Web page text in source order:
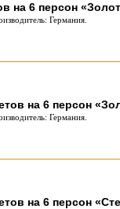
на 6 персон
Германия.
на 6 персон
Германия.
на 6 персон